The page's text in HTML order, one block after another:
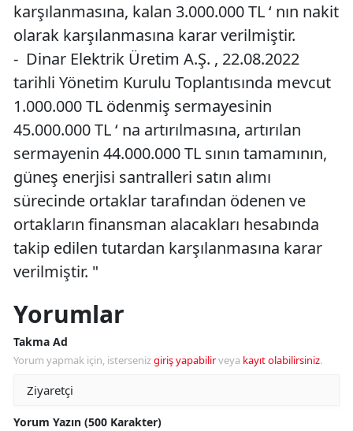
karşılanmasına, kalan 3.000.000 TL ‘ nın nakit
olarak karşılanmasına karar verilmiştir.
- Dinar Elektrik Üretim A.Ş. , 22.08.2022
tarihli Yönetim Kurulu Toplantısında mevcut
1.000.000 TL ödenmiş sermayesinin
45.000.000 TL ‘ na artırılmasına, artırılan
sermayenin 44.000.000 TL sının tamamının,
güneş enerjisi santralleri satın alımı
sürecinde ortaklar tarafından ödenen ve
ortakların finansman alacakları hesabında
takip edilen tutardan karşılanmasına karar
verilmiştir. "
Yorumlar
Takma Ad
Yorum yapmak için, istersenizgiriş yapabilirveya kayıt olabilirsiniz.
Yorum Yazın (500 Karakter)